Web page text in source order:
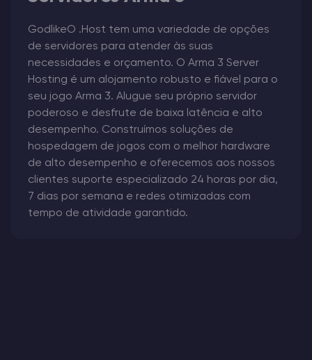
GodlikeO .Host tem uma variedade de opções
de servidores para atender às suas
necessidades e orçamento. O Arma 3 Server
Hosting é um alojamento robusto e fiável para o
seu jogo Arma 3. Alugue seu próprio servidor
poderoso e desfrute de baixa latência e alto
desempenho. Construímos soluções de
hospedagem de jogos com o melhor hardware
de alto desempenho e oferecemos aos nossos
clientes suporte especializado 24 horas por dia,
7 dias por semana e redes otimizadas com
tempo de atividade garantido.